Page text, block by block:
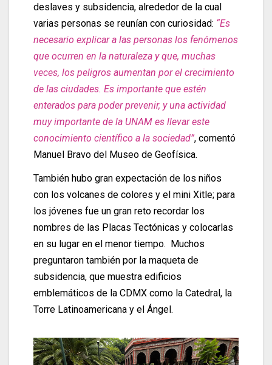
deslaves y subsidencia, alrededor de la cual
varias personas se reunían con curiosidad: “Es
necesario explicar a las personas los fenómenos
que ocurren en la naturaleza y que, muchas
veces, los peligros aumentan por el crecimiento
de las ciudades. Es importante que estén
enterados para poder prevenir, y una actividad
muy importante de la UNAM es llevar este
conocimiento científico a la sociedad”, comentó
Manuel Bravo del Museo de Geofísica.
También hubo gran expectación de los niños
con los volcanes de colores y el mini Xitle; para
los jóvenes fue un gran reto recordar los
nombres de las Placas Tectónicas y colocarlas
en su lugar en el menor tiempo. Muchos
preguntaron también por la maqueta de
subsidencia, que muestra edificios
emblemáticos de la CDMX como la Catedral, la
Torre Latinoamericana y el Ángel.